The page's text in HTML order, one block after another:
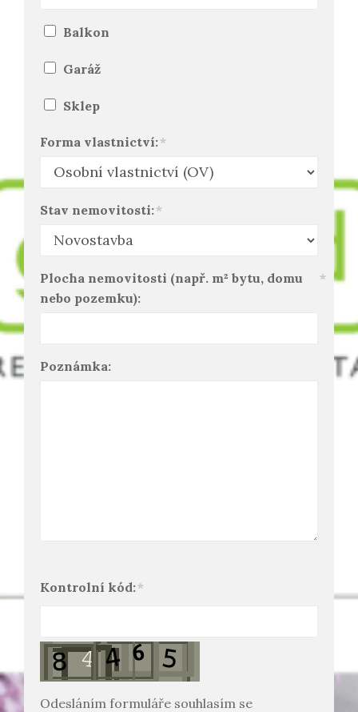
Balkon
Garáž
Sklep
*
Forma vlastnictví:
*
Stav nemovitosti:
*
Plocha nemovitosti (např. m² bytu, domu
nebo pozemku):
Poznámka:
*
Kontrolní kód:
Odesláním formuláře souhlasím se